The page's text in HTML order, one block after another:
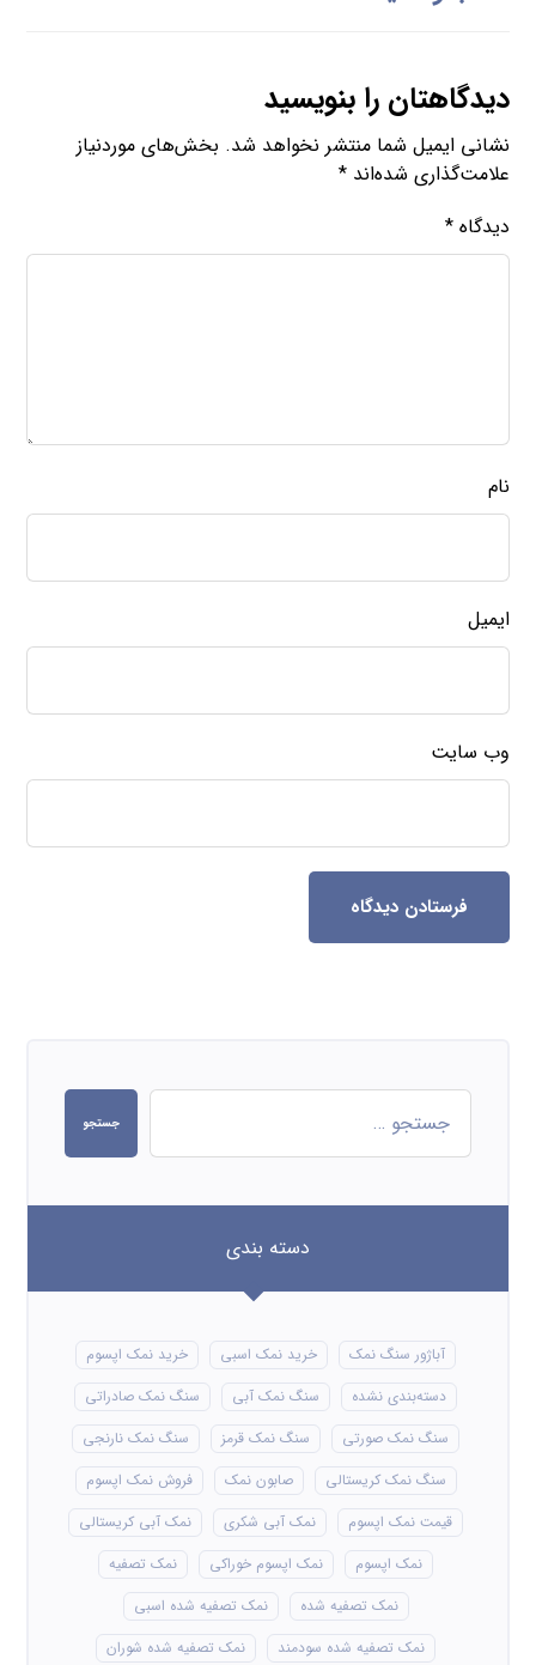
دیدگاهتان را بنویسید
نشانی ایمیل شما منتشر نخواهد شد. بخش‌های موردنیاز
علامت‌گذاری شده‌اند*
دیدگاه*
نام
ایمیل
وب‌ سایت
فرستادن دیدگاه
جستجو
دسته بندی
آباژور سنگ نمک خرید نمک اسبی
خرید نمک اپسوم
دسته‌بندی نشده
سنگ نمک آبی
سنگ نمک صادراتی
سنگ نمک صورتی
سنگ نمک قرمز
سنگ نمک نارنجی
سنگ نمک کریستالی
صابون نمک
فروش نمک اپسوم
قیمت نمک اپسوم
نمک آبی شکری
نمک آبی کریستالی
نمک اپسوم
نمک اپسوم خوراکی
نمک تصفیه
نمک تصفیه شده
نمک تصفیه شده اسبی
نمک تصفیه شده سودمند
نمک تصفیه شده شوران